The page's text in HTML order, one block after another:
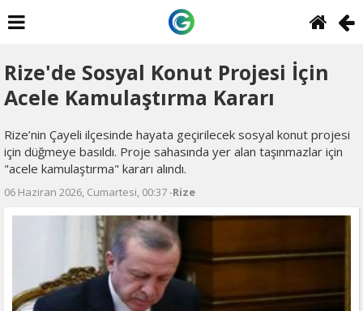
Rize'de Sosyal Konut Projesi İçin
Acele Kamulaştırma Kararı
Rize’nin Çayeli ilçesinde hayata geçirilecek sosyal konut projesi
için düğmeye basıldı. Proje sahasında yer alan taşınmazlar için
"acele kamulaştırma" kararı alındı.
06 Haziran 2026, Cumartesi, 00:37 -Rize